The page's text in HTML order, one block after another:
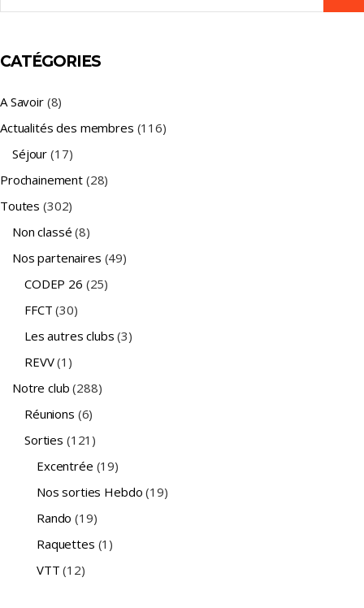
CATÉGORIES
A Savoir(8)
Actualités des membres (116)
Séjour (17)
Prochainement (28)
Toutes (302)
Non classé (8)
Nos partenaires (49)
CODEP 26 (25)
FFCT (30)
Les autres clubs (3)
REVV(1)
Notre club (288)
Réunions (6)
Sorties (121)
Excentrée (19)
Nos sorties Hebdo (19)
Rando (19)
Raquettes (1)
VTT (12)